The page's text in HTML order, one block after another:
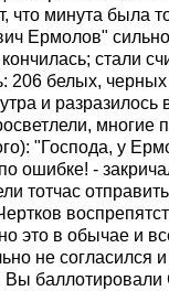
что минута была
Ермолов"
стали
206 белых,
и
многие
"Господа, у
ошибке! -
тотчас
это в обычае и
не согласился
Вы